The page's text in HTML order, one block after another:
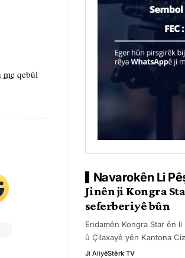
meqebûl
Navarokên Li
Jinên ji Kongra
seferberiyê bûn
Endamên Kongra Star ên
û Çilaxayê yên Kantona
Ji AliyêStêrk TV